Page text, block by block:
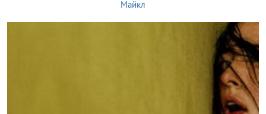
Майкл